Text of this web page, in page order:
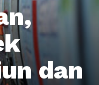
dan